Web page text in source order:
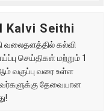
Kalvi Seithi
வலைதளத்தில் கல்வி
செய்திகள் மற்றும் 1
வகுப்பு வரை உள்ள
தேவையான